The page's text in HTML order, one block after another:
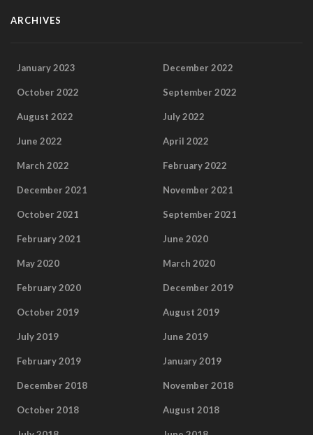
ARCHIVES
January 2023 December 2022
October 2022 September 2022
August 2022 July 2022
June 2022 April 2022
March 2022 February 2022
December 2021 November 2021
October 2021 September 2021
February 2021 June 2020
May 2020 March 2020
February 2020 December 2019
October 2019 August 2019
July 2019 June 2019
February 2019 January 2019
December 2018 November 2018
October 2018 August 2018